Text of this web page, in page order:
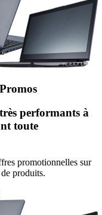
performants à
toute
promotionnelles sur
produits.